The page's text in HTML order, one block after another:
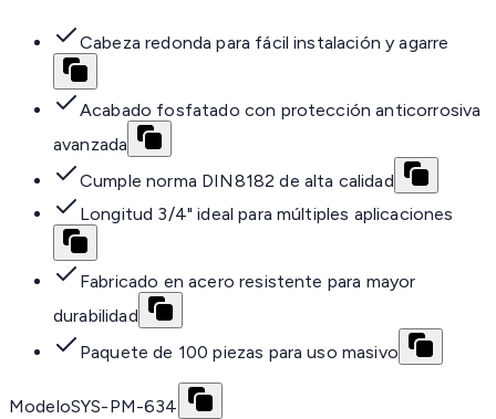
Cabeza redonda para fácil instalación y agarre
Acabado fosfatado con protección anticorrosiva
avanzada
Cumple norma DIN8182 de alta calidad
Longitud 3/4" ideal para múltiples aplicaciones
Fabricado en acero resistente para mayor
durabilidad
Paquete de 100 piezas para uso masivo
ModeloSYS-PM-634